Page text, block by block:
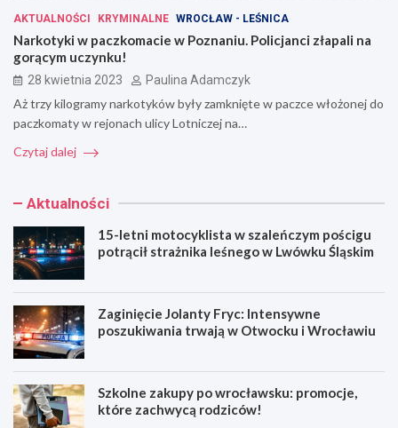
AKTUALNOŚCI KRYMINALNE WROCŁAW - LEŚNICA
Narkotyki w paczkomacie w Poznaniu. Policjanci złapali na
gorącym uczynku!
28 kwietnia 2023 Paulina Adamczyk
Aż trzy kilogramy narkotyków były zamknięte w paczce włożonej do
paczkomaty w rejonach ulicy Lotniczej na…
Czytaj dalej
Aktualności
15-letni motocyklista w szaleńczym pościgu
potrącił strażnika leśnego w Lwówku Śląskim
Zaginięcie Jolanty Fryc: Intensywne
poszukiwania trwają w Otwocku i Wrocławiu
Szkolne zakupy po wrocławsku: promocje,
które zachwycą rodziców!